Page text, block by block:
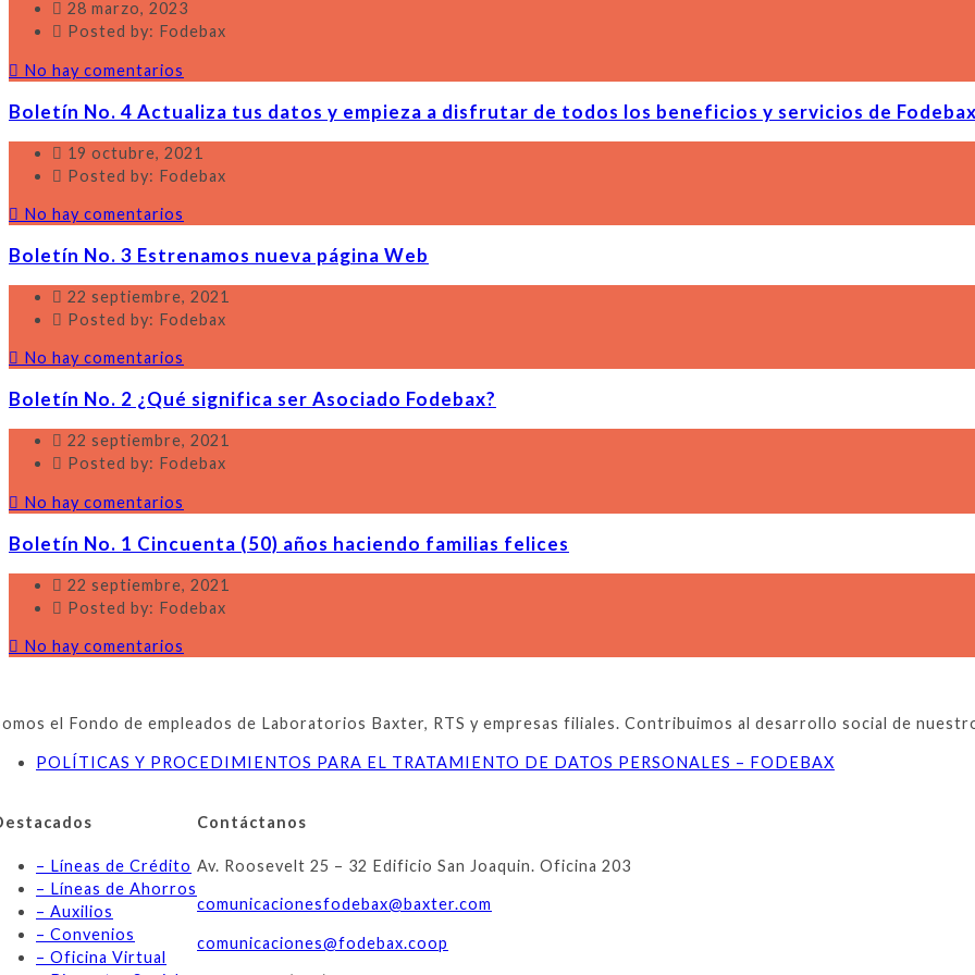
28 marzo, 2023
Posted by: Fodebax
No hay comentarios
Boletín No. 4 Actualiza tus datos y empieza a disfrutar de todos los beneficios y servicios de
19 octubre, 2021
Posted by: Fodebax
No hay comentarios
Boletín No. 3 Estrenamos nueva página Web
22 septiembre, 2021
Posted by: Fodebax
No hay comentarios
Boletín No. 2 ¿Qué significa ser Asociado Fodebax?
22 septiembre, 2021
Posted by: Fodebax
No hay comentarios
Boletín No. 1 Cincuenta (50) años haciendo familias felices
22 septiembre, 2021
Posted by: Fodebax
No hay comentarios
el Fondo de empleados de Laboratorios Baxter, RTS y empresas filiales. Contribuimos al desarrollo social de
POLÍTICAS Y PROCEDIMIENTOS PARA EL TRATAMIENTO DE DATOS PERSONALES – FODEBAX
– Líneas de Crédito
– Líneas de Ahorros
– Auxilios
– Convenios
– Oficina Virtual
Contáctanos
Av. Roosevelt 25 – 32 Edificio San Joaquin. Oficina 203
comunicacionesfodebax@baxter.com
comunicaciones@fodebax.coop